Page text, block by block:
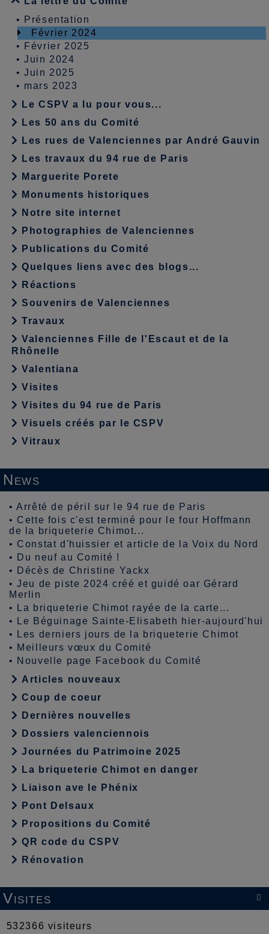
•
Présentation
Février 2024
•
Février 2025
•Juin 2024
•Juin 2025
• mars 2023
Le CSPV a lu pour vous...
Les 50 ans du Comité
Les rues de Valenciennes par André Gauvin
Les travaux du 94 rue de Paris
Marguerite Porete
Monuments historiques
Notre site internet
Photographies de Valenciennes
Publications du Comité
Quelques liens avec des blogs...
Réactions
Souvenirs de Valenciennes
Travaux
Valenciennes Fille de l'Escaut et de la
Rhônelle
Valentiana
Visites
Visites du 94 rue de Paris
Visuels créés par le CSPV
Vitraux
News
•Arrêté de péril sur le 94 rue de Paris
• Cette fois c'est terminé pour le four Hoffmann
de la briqueterie Chimot...
• Constat d'huissier et article de la Voix du Nord
•
Du neuf au Comité !
•
Décès de Christine Yackx
•Jeu de piste 2024 créé et guidé oar Gérard
Merlin
•
La briqueterie Chimot rayée de la carte...
•
Le Béguinage Sainte-Elisabeth hier-aujourd'hui
•
Les derniers jours de la briqueterie Chimot
• Meilleurs vœux du Comité
• Nouvelle page Facebook du Comité
Articles nouveaux
Coup de coeur
Dernières nouvelles
Dossiers valenciennois
Journées du Patrimoine 2025
La briqueterie Chimot en danger
Liaison ave le Phénix
Pont Delsaux
Propositions du Comité
QR code du CSPV
Rénovation

Visites
532366 visiteurs